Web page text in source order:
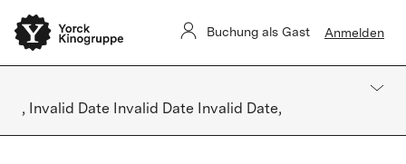
Buchung als Gast Anmelden
, Invalid Date Invalid Date Invalid Date,